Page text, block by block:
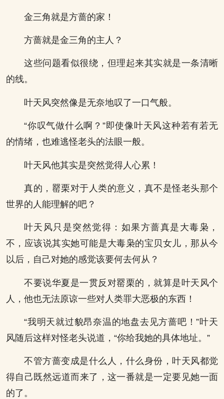
金三角就是方蔷的家！
方蔷就是金三角的主人？
这些问题看似很绕，但理起来其实就是一条清晰
的线。
叶天风突然像是无奈地叹了一口气般。
“你叹气做什么啊？”即使像叶天风这种若有若无
的情绪，也难逃怪老头的法眼一般。
叶天风他其实是突然觉得人心累！
真的，罂栗对于人类的意义，真不是怪老头那个
世界的人能理解的吧？
叶天风只是突然觉得：如果方蔷真是大毒枭，
不，应该说其实她可能是大毒枭的宝贝女儿，那从今
以后，自己对她的感觉该要何去何从？
不要说华夏是一贯反对罂栗的，就算是叶天风个
人，他也无法原谅一些对人类罪大恶极的东西！
“我明天就过貌昂奈温的地盘去见方蔷吧！”叶天
风随后这样对怪老头说道，“你给我她的具体地址。”
不管方蔷变成是什么人，什么身份，叶天风都觉
得自己既然远道而来了，这一番就是一定要见她一面
的了。